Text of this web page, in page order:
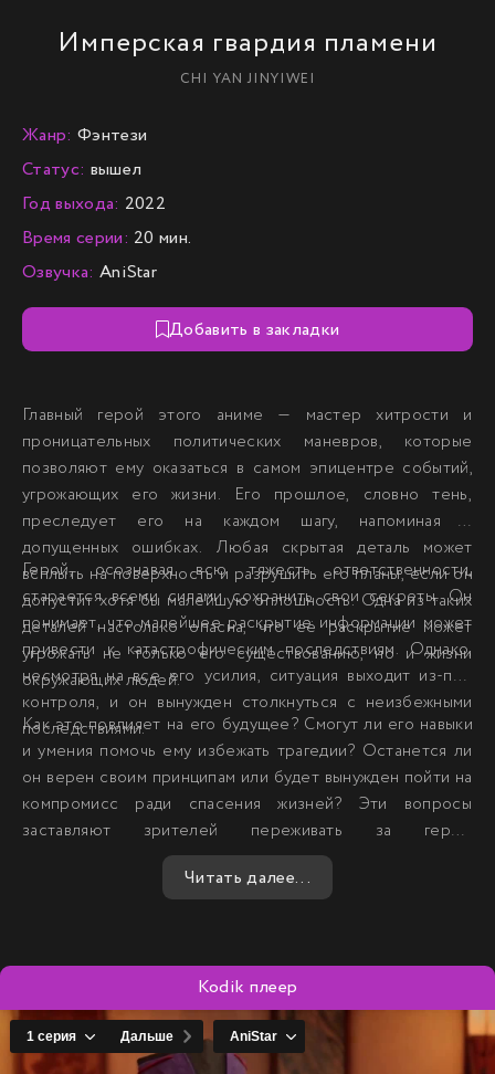
Имперская гвардия пламени
CHI YAN JINYIWEI
Жанр: Фэнтези
Статус: вышел
Год выхода: 2022
Время серии: 20 мин.
Озвучка: AniStar
Добавить в закладки
Главный герой этого аниме — мастер хитрости и
проницательных политических маневров, которые
позволяют ему оказаться в самом эпицентре событий,
угрожающих его жизни. Его прошлое, словно тень,
преследует его на каждом шагу, напоминая о
допущенных ошибках. Любая скрытая деталь может
всплыть на поверхность и разрушить его планы, если он
допустит хотя бы малейшую оплошность. Одна из таких
деталей настолько опасна, что её раскрытие может
угрожать не только его существованию, но и жизни
окружающих людей.
Герой, осознавая всю тяжесть ответственности,
старается всеми силами сохранить свои секреты. Он
понимает, что малейшее раскрытие информации может
привести к катастрофическим последствиям. Однако,
несмотря на все его усилия, ситуация выходит из-под
контроля, и он вынужден столкнуться с неизбежными
последствиями.
Как это повлияет на его будущее? Смогут ли его навыки
и умения помочь ему избежать трагедии? Останется ли
он верен своим принципам или будет вынужден пойти на
компромисс ради спасения жизней? Эти вопросы
заставляют зрителей переживать за героя,
сочувствовать его борьбе и надеяться на благоприятный
Читать далее...
Kodik плеер